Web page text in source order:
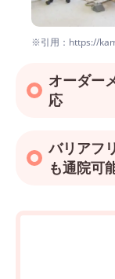
※引用：https://
オーダー
応
バリアフ
も通院可